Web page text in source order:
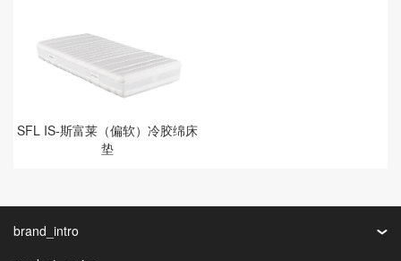
SFL IS-斯富莱（偏软）冷胶绵床
垫
brand_intro